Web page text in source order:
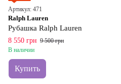
Артикул: 471
Ralph Lauren
Рубашка Ralph Lauren
8 550 грн 9 500 грн
В наличии
Купить